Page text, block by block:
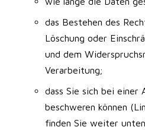
das Bestehen des
Löschung oder
und dem
Verarbeitung;
dass Sie sich bei einer
beschweren können
finden Sie weiter